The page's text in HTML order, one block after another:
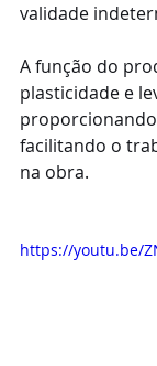
validade
A função do
plasticidade e
facilitando o
na obra.
https://youtu.be/